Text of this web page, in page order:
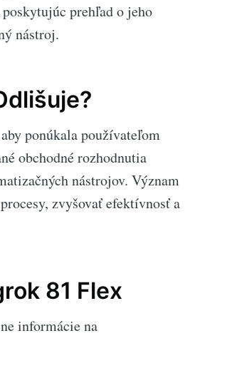
poskytujúc prehľad o jeho
nástroj.
ponúkala používateľom
obchodné rozhodnutia
nástrojov. Význam
zvyšovať efektívnosť a
81 Flex
informácie na